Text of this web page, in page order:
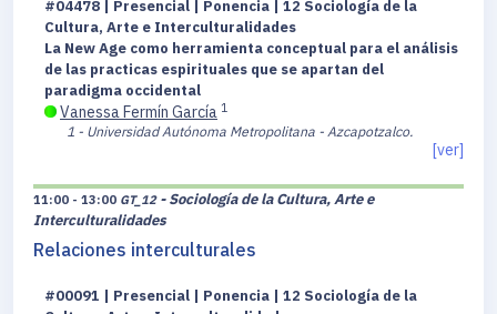
#04478 | Presencial | Ponencia | 12 Sociología de la
Cultura, Arte e Interculturalidades
La New Age como herramienta conceptual para el análisis
de las practicas espirituales que se apartan del
paradigma occidental
Vanessa Fermín García 1
1 - Universidad Autónoma Metropolitana - Azcapotzalco.
[ver]
11:00 - 13:00 GT_12 - Sociología de la Cultura, Arte e
Interculturalidades
Relaciones interculturales
#00091 | Presencial | Ponencia | 12 Sociología de la